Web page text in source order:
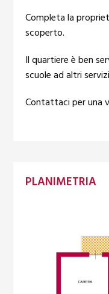
Completa la
scoperto.
Il quartiere è ben
scuole ad altri
Contattaci per una
PLANIMETRIA